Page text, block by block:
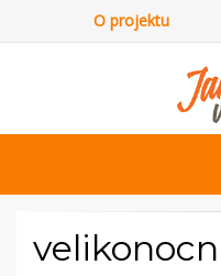
O projektu